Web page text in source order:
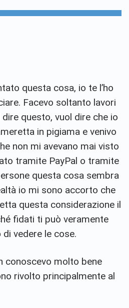
questa cosa, io te l’ho
Facevo soltanto lavori
dire questo, vuol dire che io
in pigiama e venivo
non mi avevano mai visto
tramite PayPal o tramite
questa cosa sembra
io mi sono accorto che
questa considerazione il
fidati ti può veramente
vedere le cose.
conoscevo molto bene
rivolto principalmente al